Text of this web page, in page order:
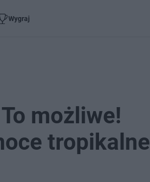
Wygraj
możliwe!
tropikalne